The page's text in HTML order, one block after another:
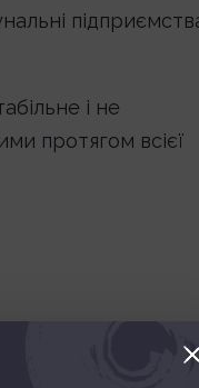
і не
протягом всієї
Вона